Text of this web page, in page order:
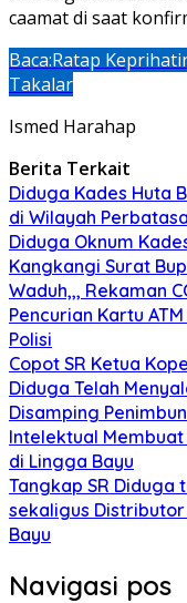
caamat di saat
Baca:Ratap
Takalar
Ismed Harahap
Berita Terkait
Diduga Kades Huta
di Wilayah
Diduga Oknum
Kangkangi Surat
Waduh,,, Rekaman
Pencurian Kartu
Polisi
Copot SR Ketua
Diduga Telah
Disamping
Intelektual
di Lingga Bayu
Tangkap SR Diduga
sekaligus
Bayu
Navigasi pos